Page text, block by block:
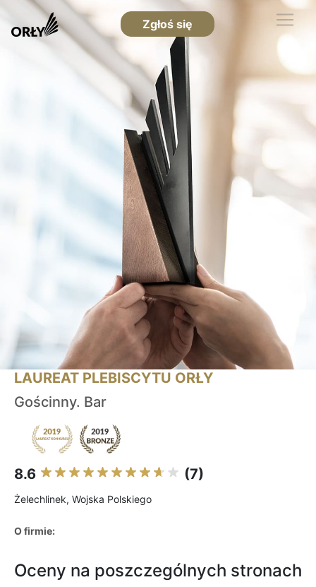
Zgłoś się
LAUREAT PLEBISCYTU ORŁY
Gościnny. Bar
8.6 (7)
Żelechlinek, Wojska Polskiego
O firmie:
Oceny na poszczególnych stronach